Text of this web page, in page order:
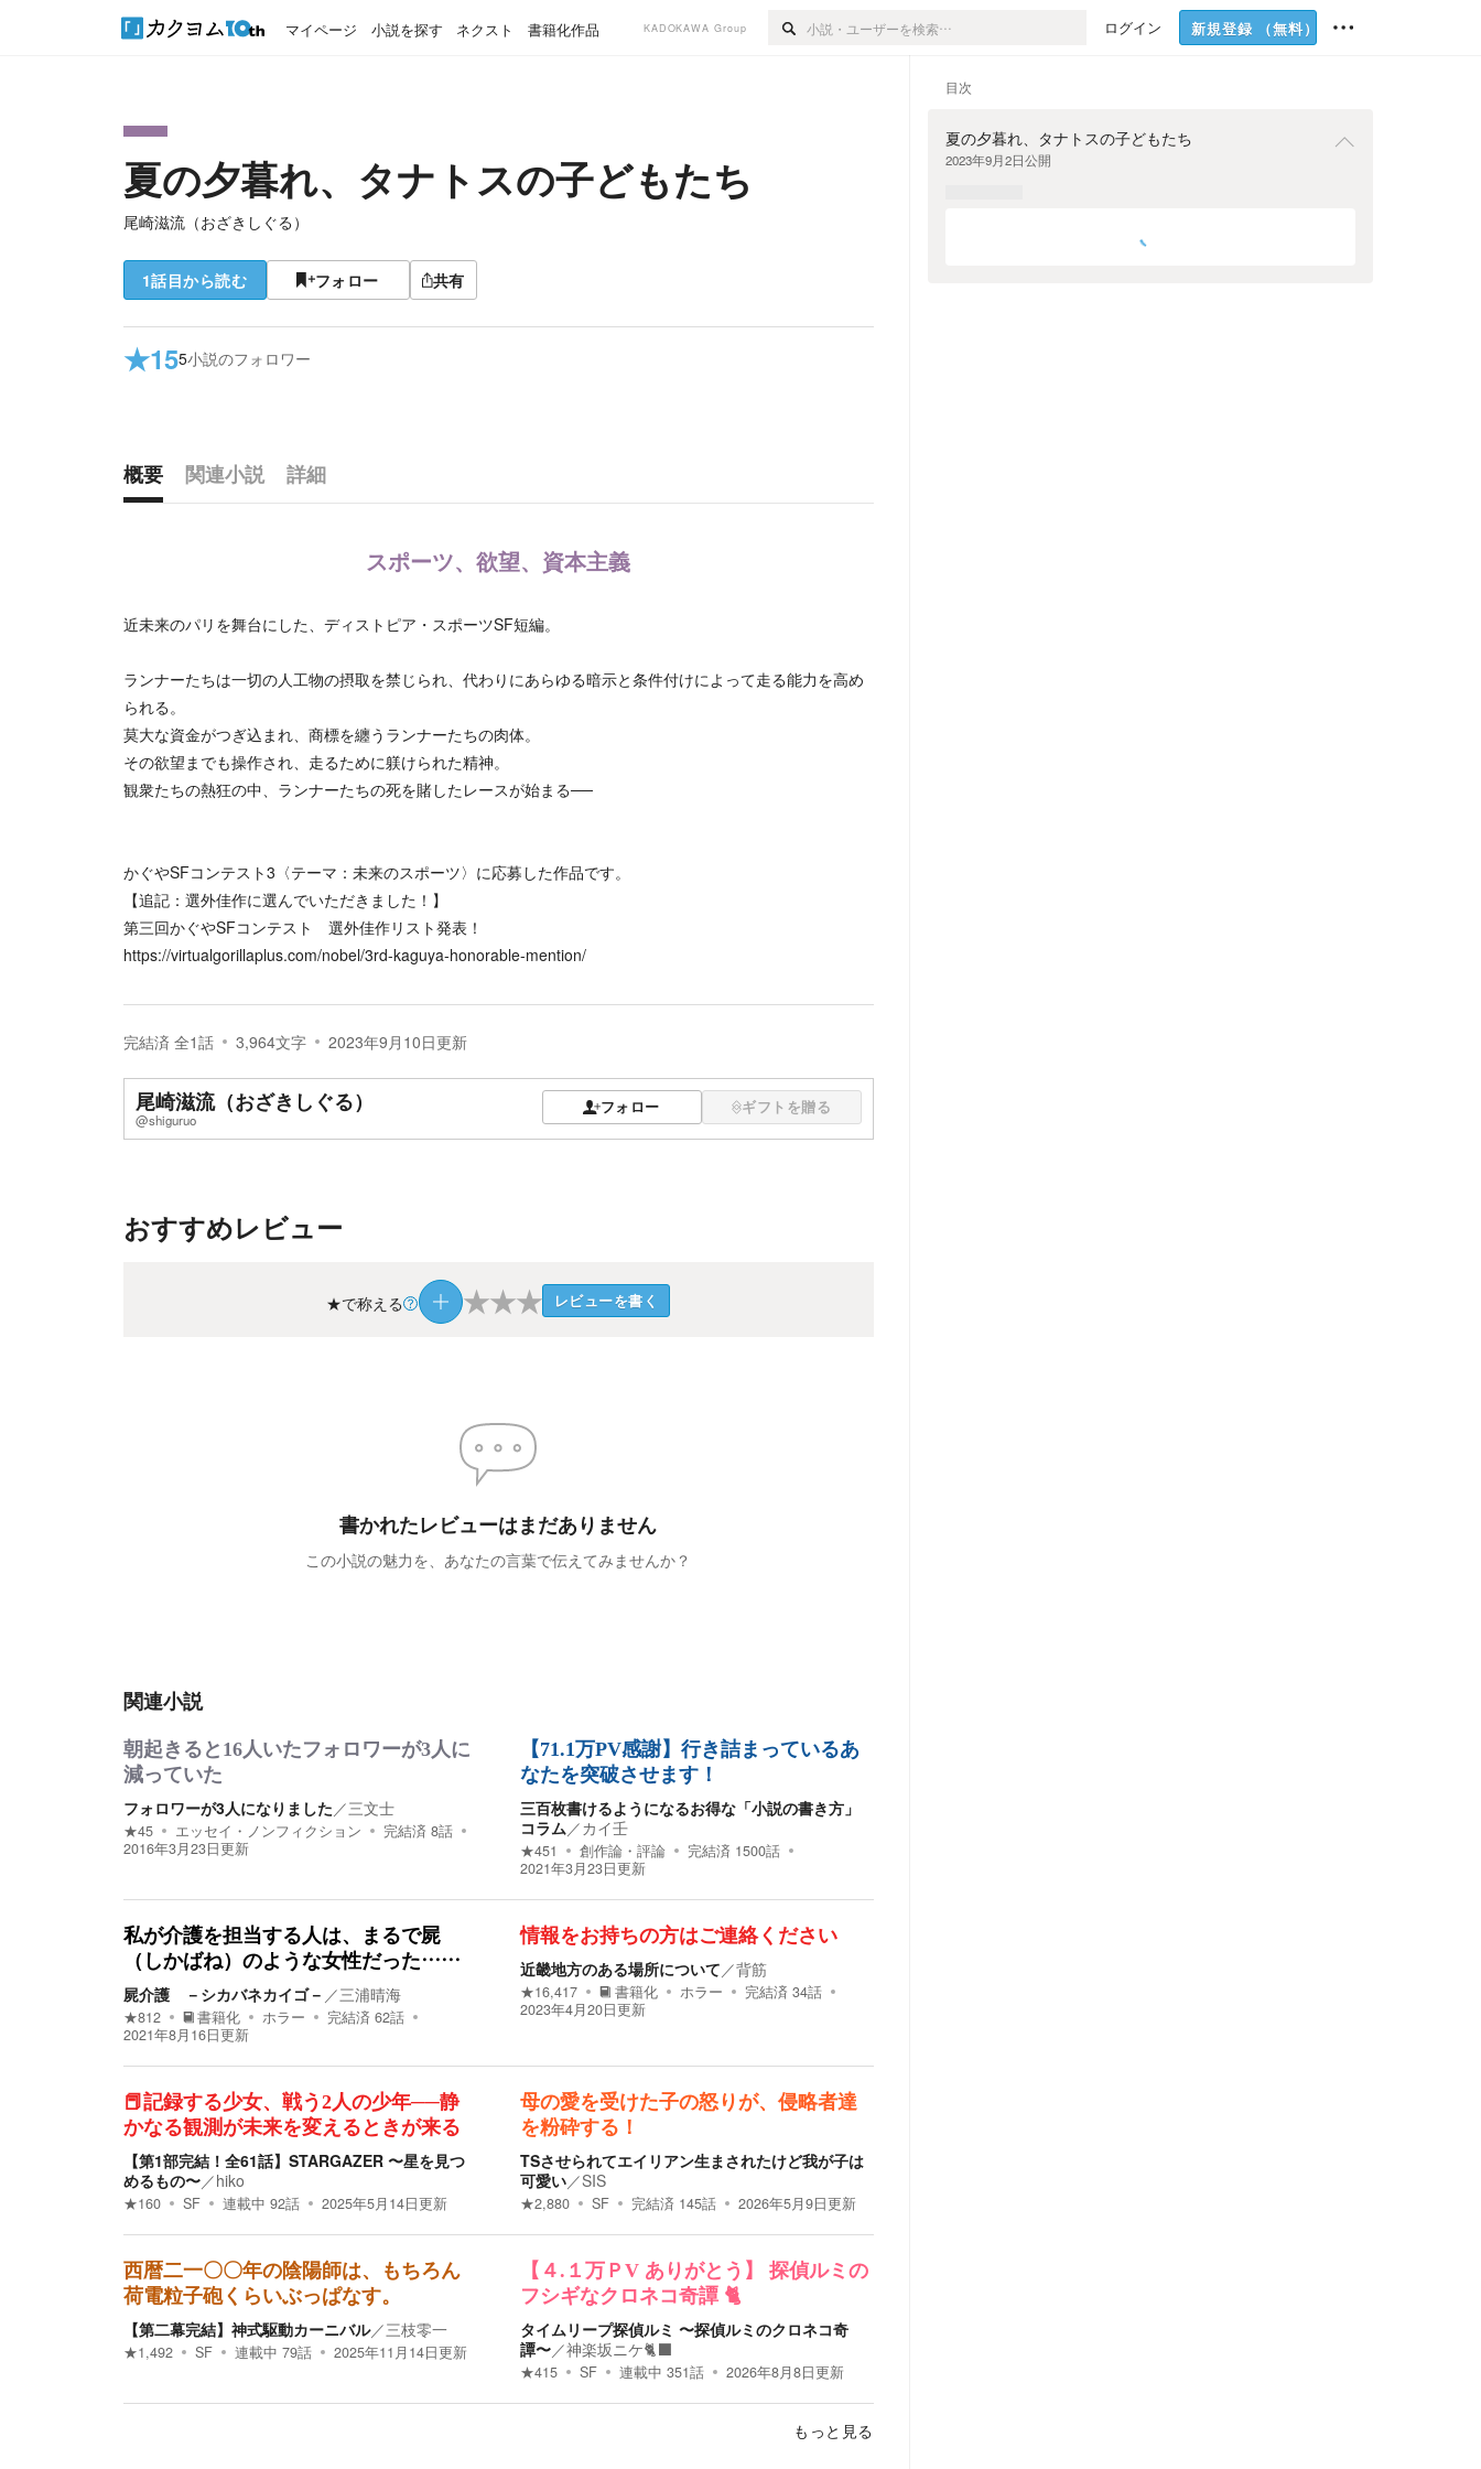
マイページ 小説を探す ネクスト 書籍化作品 KADOKAWA Group ログイン 新規登録 （無料）
夏の夕暮れ、タナトスの子どもたち
尾崎滋流（おざきしぐる）
1話目から読む フォロー 共有
★155小説のフォロワー
概要 関連小説
詳細
スポーツ、欲望、資本主義
近未来のパリを舞台にした、ディストピア・スポーツSF短編。
ランナーたちは一切の人工物の摂取を禁じられ、代わりにあらゆる暗示と条件付けによって走る能力を高め
られる。
莫大な資金がつぎ込まれ、商標を纏うランナーたちの肉体。
その欲望までも操作され、走るために躾けられた精神。
観衆たちの熱狂の中、ランナーたちの死を賭したレースが始まる──
かぐやSFコンテスト3〈テーマ：未来のスポーツ〉に応募した作品です。
【追記：選外佳作に選んでいただきました！】
第三回かぐやSFコンテスト 選外佳作リスト発表！
https://virtualgorillaplus.com/nobel/3rd-kaguya-honorable-mention/
完結済 全1話 3,964文字 2023年9月10日更新
尾崎滋流（おざきしぐる）
@shiguruo
フォロー ギフトを贈る
おすすめレビュー
★で称える ★★★ レビューを書く
書かれたレビューはまだありません
この小説の魅力を、あなたの言葉で伝えてみませんか？
関連小説
朝起きると16人いたフォロワーが3人に
減っていた
フォロワーが3人になりました／三文士
★45 エッセイ・ノンフィクション 完結済 8話
2016年3月23日更新
【71.1万PV感謝】行き詰まっているあ
なたを突破させます！
三百枚書けるようになるお得な「小説の書き方」
コラム／カイ壬
★451 創作論・評論 完結済 1500話
2021年3月23日更新
私が介護を担当する人は、まるで屍
（しかばね）のような女性だった……
屍介護 －シカバネカイゴ－ ／三浦晴海
★812 書籍化 ホラー 完結済 62話
2021年8月16日更新
情報をお持ちの方はご連絡ください
近畿地方のある場所について／背筋
★16,417 書籍化 ホラー 完結済 34話
2023年4月20日更新
📕記録する少女、戦う2人の少年──静
かなる観測が未来を変えるときが来る
【第1部完結！全61話】STARGAZER 〜星を見つ
めるもの〜／hiko
★160 SF 連載中 92話 2025年5月14日更新
母の愛を受けた子の怒りが、侵略者達
を粉砕する！
TSさせられてエイリアン生まされたけど我が子は
可愛い／SIS
★2,880 SF 完結済 145話 2026年5月9日更新
西暦二一〇〇年の陰陽師は、もちろん
荷電粒子砲くらいぶっぱなす。
【第二幕完結】神式駆動カーニバル／三枝零一
★1,492 SF 連載中 79話 2025年11月14日更新
【４.１万ＰV ありがとう】 探偵ルミの
フシギなクロネコ奇譚 🐈
タイムリープ探偵ルミ 〜探偵ルミのクロネコ奇
譚〜／神楽坂ニケ🐈‍⬛
★415 SF 連載中 351話 2026年8月8日更新
もっと見る
目次
夏の夕暮れ、タナトスの子どもたち
2023年9月2日公開